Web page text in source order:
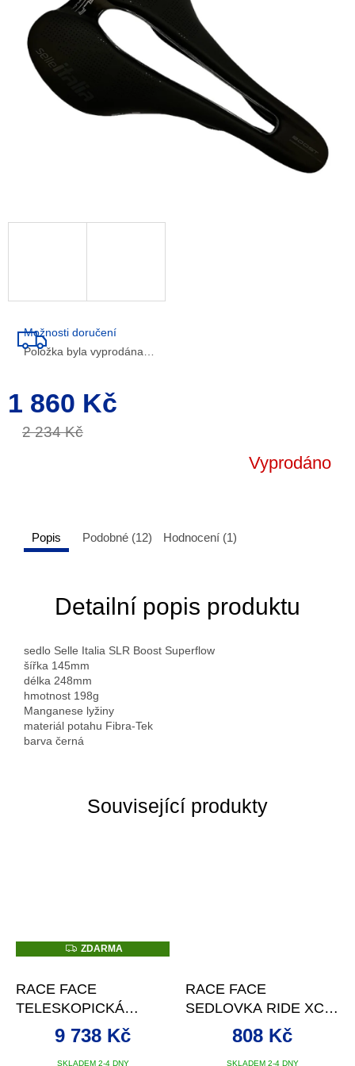
hvězdiček.
2 234 Kč
1 860 Kč
Měrná
cena:
Vyprodáno
Možnosti doručení
Položka byla vyprodána…
Související produkty
Z
D
M
A
ZDARMA
RACE FACE
TELESKOPICKÁ
SEDLOVKA TURBINE
R 31.6X175 MM, BEZ
SKLADEM 2-4 DNY
9 738 Kč
RACE FACE
SEDLOVKA RIDE XC
30.9X375 ČERNÁ
SKLADEM 2-4 DNY
808 Kč
Popis Podobné (12) Hodnocení (1)
Detailní popis produktu
sedlo Selle Italia SLR Boost Superflow
šířka 145mm
délka 248mm
hmotnost 198g
Manganese lyžiny
materiál potahu Fibra-Tek
barva černá